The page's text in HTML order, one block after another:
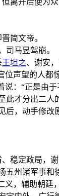
简文帝。
司马昱驾崩。
王坦之、谢安
位声望的人都
：“正是由
此才分出二人
后，动手修改
稳定政局，
五州诸军事和
义，辅助朝廷